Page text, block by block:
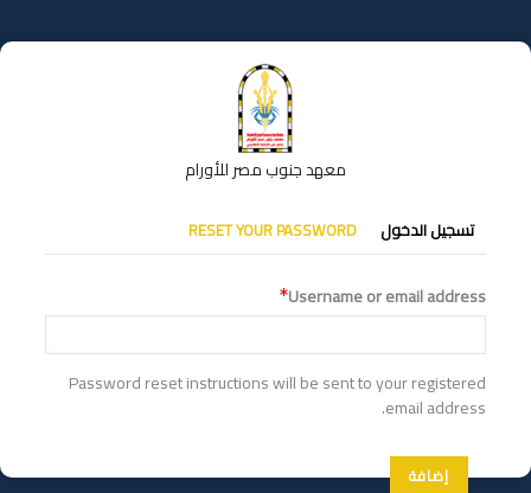
إلى
المحتوى
معهد جنوب مصر للأورام
التبويبات
الأساسية
تسجيل الدخول RESET YOUR PASSWORD
Username or email address
Password reset instructions will be sent to your registered
email address.